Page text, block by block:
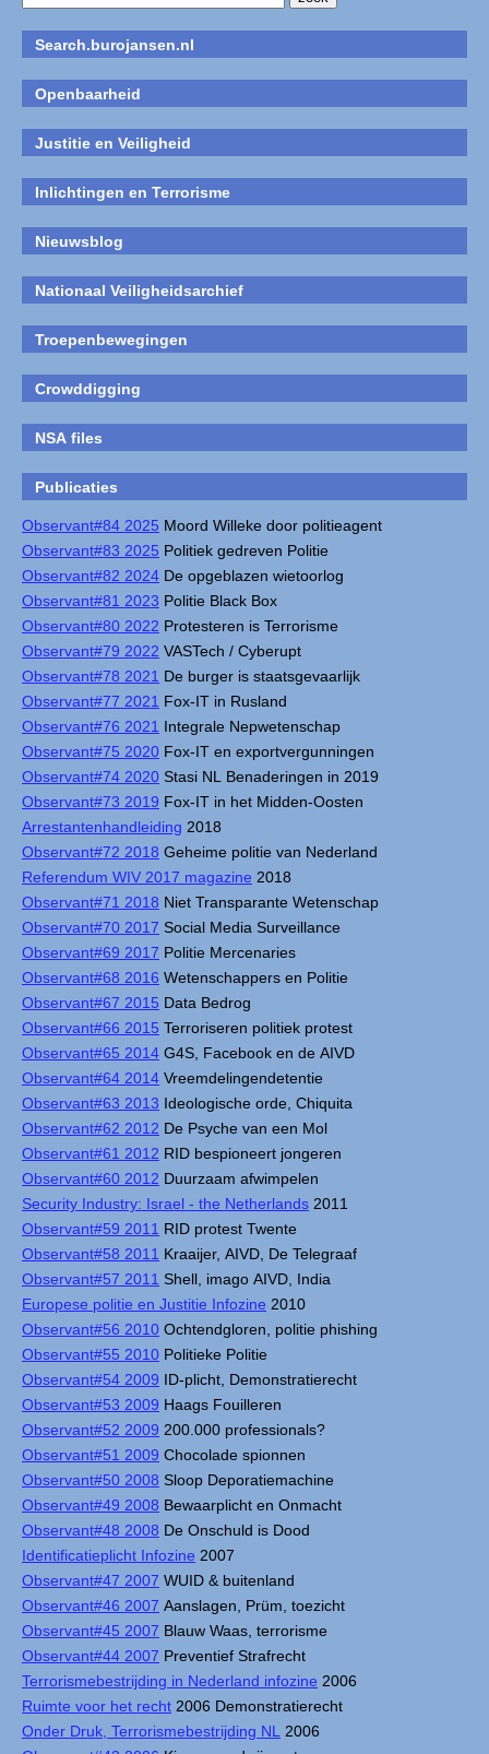
Search.burojansen.nl
Openbaarheid
Justitie en Veiligheid
Inlichtingen en Terrorisme
Nieuwsblog
Nationaal Veiligheidsarchief
Troepenbewegingen
Crowddigging
NSA files
Publicaties
Observant#84 2025 Moord Willeke door politieagent
Observant#83 2025 Politiek gedreven Politie
Observant#82 2024 De opgeblazen wietoorlog
Observant#81 2023 Politie Black Box
Observant#80 2022 Protesteren is Terrorisme
Observant#79 2022 VASTech / Cyberupt
Observant#78 2021 De burger is staatsgevaarlijk
Observant#77 2021 Fox-IT in Rusland
Observant#76 2021 Integrale Nepwetenschap
Observant#75 2020 Fox-IT en exportvergunningen
Observant#74 2020 Stasi NL Benaderingen in 2019
Observant#73 2019 Fox-IT in het Midden-Oosten
Arrestantenhandleiding 2018
Observant#72 2018 Geheime politie van Nederland
Referendum WIV 2017 magazine 2018
Observant#71 2018 Niet Transparante Wetenschap
Observant#70 2017 Social Media Surveillance
Observant#69 2017 Politie Mercenaries
Observant#68 2016 Wetenschappers en Politie
Observant#67 2015 Data Bedrog
Observant#66 2015 Terroriseren politiek protest
Observant#65 2014 G4S, Facebook en de AIVD
Observant#64 2014 Vreemdelingendetentie
Observant#63 2013 Ideologische orde, Chiquita
Observant#62 2012 De Psyche van een Mol
Observant#61 2012 RID bespioneert jongeren
Observant#60 2012 Duurzaam afwimpelen
Security Industry: Israel - the Netherlands 2011
Observant#59 2011 RID protest Twente
Observant#58 2011 Kraaijer, AIVD, De Telegraaf
Observant#57 2011 Shell, imago AIVD, India
Europese politie en Justitie Infozine 2010
Observant#56 2010 Ochtendgloren, politie phishing
Observant#55 2010 Politieke Politie
Observant#54 2009 ID-plicht, Demonstratierecht
Observant#53 2009 Haags Fouilleren
Observant#52 2009 200.000 professionals?
Observant#51 2009 Chocolade spionnen
Observant#50 2008 Sloop Deporatiemachine
Observant#49 2008 Bewaarplicht en Onmacht
Observant#48 2008 De Onschuld is Dood
Identificatieplicht Infozine 2007
Observant#47 2007 WUID & buitenland
Observant#46 2007 Aanslagen, Prüm, toezicht
Observant#45 2007 Blauw Waas, terrorisme
Observant#44 2007 Preventief Strafrecht
Terrorismebestrijding in Nederland infozine 2006
Ruimte voor het recht 2006 Demonstratierecht
Onder Druk, Terrorismebestrijding NL
2006